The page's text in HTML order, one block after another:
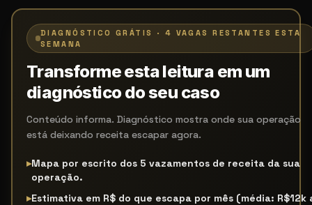
DIAGNÓSTICO GRÁTIS · 4 VAGAS RESTANTES ESTA
SEMANA
Transforme esta leitura em um
diagnóstico do seu caso
Conteúdo informa. Diagnóstico mostra onde sua operação
está deixando receita escapar agora.
▸Mapa por escrito dos 5 vazamentos de receita da sua
operação.
▸Estimativa em R$ do que escapa por mês (média: R$12k